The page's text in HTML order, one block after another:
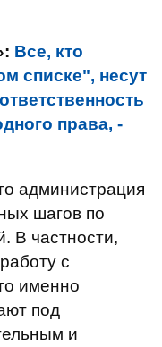
Все, кто
списке", несут
права, -
администрация
шагов по
В частности,
с
именно
под
и